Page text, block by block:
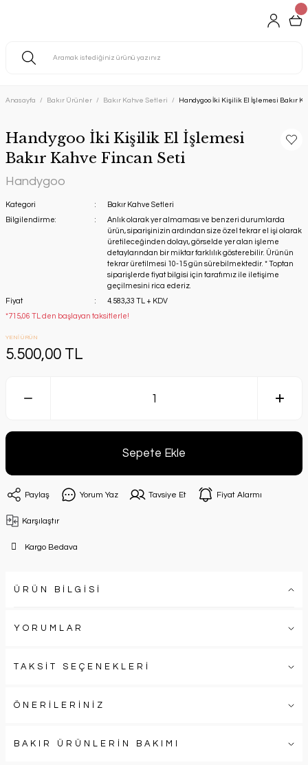
Anasayfa Bakır Ürünler Bakır Kahve Setleri Handygoo İki Kişilik El İşlemesi Bakır
Handygoo İki Kişilik El İşlemesi
Bakır Kahve Fincan Seti
Handygoo
Kategori
Bakır Kahve Setleri
Bilgilendirme:
Anlık olarak yer almaması ve benzeri durumlarda
ürün, siparişinizin ardından size özel tekrar el işi olarak
üretileceğinden dolayı, görselde yer alan işleme
detaylarından bir miktar farklılık gösterebilir. Ürünün
tekrar üretilmesi 10-15 gün sürebilmektedir. * Toptan
siparişlerde fiyat bilgisi için tarafımız ile iletişime
geçilmesini rica ederiz.
Fiyat
4.583,33 TL + KDV
*715,06 TL den başlayan taksitlerle!
YENİ ÜRÜN
5.500,00 TL
Sepete Ekle
Paylaş Yorum Yaz Tavsiye Et Fiyat Alarmı
Karşılaştır
Kargo Bedava
ÜRÜN BİLGİSİ
YORUMLAR
TAKSİT SEÇENEKLERİ
ÖNERİLERİNİZ
BAKIR ÜRÜNLERİN BAKIMI